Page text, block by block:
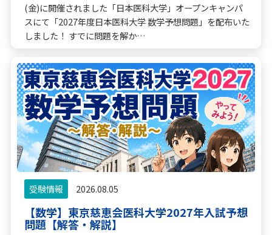
(金)に開催されました「日本医科大学」オープンキャンパ
スにて「2027年度日本医科大学 数学予想問題」を配布いた
しました！ すでに問題を解か…
受験情報 2026.08.05
【数学】東京慈恵会医科大学2027年入試予想
問題【解答・解説】